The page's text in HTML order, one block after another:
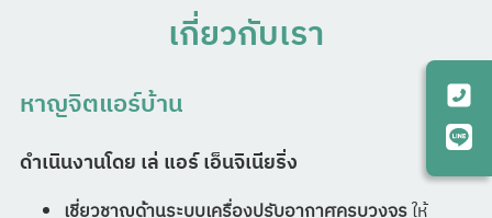
เกี่ยวกับเรา
หาญจิตแอร์บ้าน
ดำเนินงานโดย เล่ แอร์ เอ็นจิเนียริ่ง
เชี่ยวชาญด้านระบบเครื่องปรับอากาศครบวงจรให้